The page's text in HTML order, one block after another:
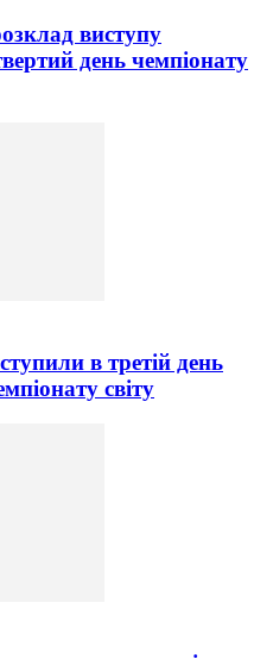
виступу
день чемпіонату
в третій день
світу